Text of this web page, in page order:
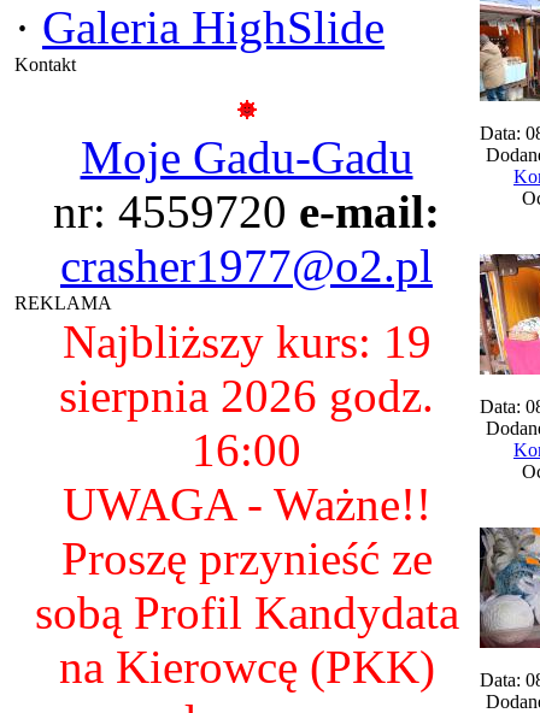
· Galeria HighSlide
Kontakt
Moje Gadu-Gadu
nr: 4559720 e-mail:
crasher1977@o2.pl
REKLAMA
Najbliższy kurs: 19
sierpnia 2026 godz.
16:00
UWAGA - Ważne!!
Proszę przynieść ze
sobą Profil Kandydata
na Kierowcę (PKK)
Data:
Data:
Data: